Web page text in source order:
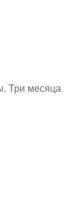
Три месяца